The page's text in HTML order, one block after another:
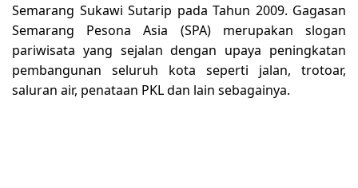
Semarang Sukawi Sutarip pada Tahun 2009. Gagasan
Semarang Pesona Asia (SPA) merupakan slogan
pariwisata yang sejalan dengan upaya peningkatan
pembangunan seluruh kota seperti jalan, trotoar,
saluran air, penataan PKL dan lain sebagainya.